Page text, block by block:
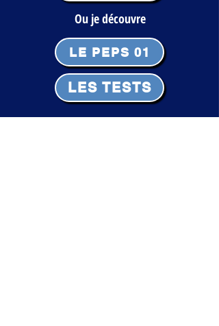
Ou je découvre
LE PEPS 01
LES TESTS